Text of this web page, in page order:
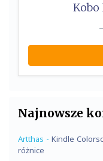
Kobo
Najnowsze
Artthas - Kindle
różnice